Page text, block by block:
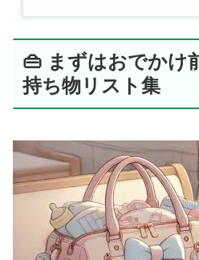
👜 まずはおでかけ
持ち物リスト集